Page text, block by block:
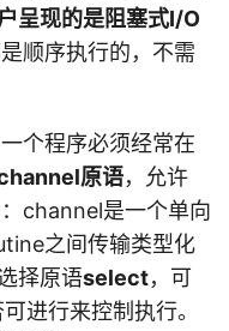
呈现的是阻塞式I/O
顺序执行的，不需
个程序必须经常在
原语，允许
channel是一个单向
之间传输类型化
择原语select，可
进行来控制执行。